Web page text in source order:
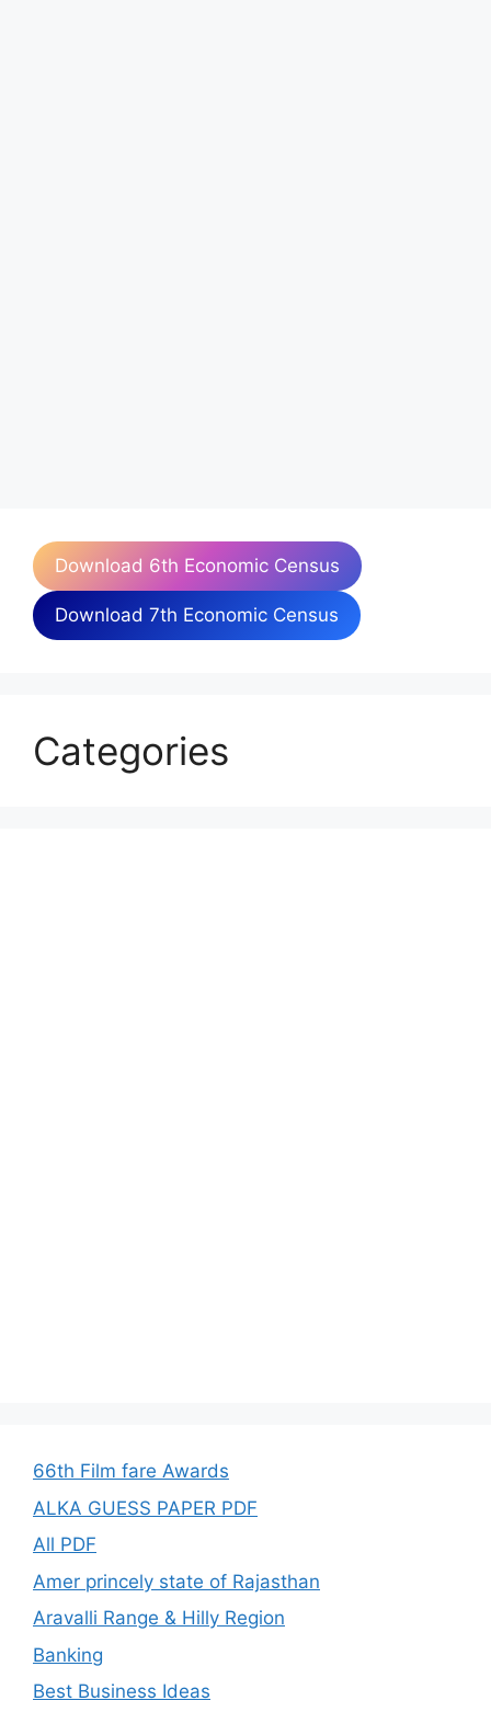
Download 6th Economic Census
Download 7th Economic Census
Categories
66th Film fare Awards
ALKA GUESS PAPER PDF
All PDF
Amer princely state of Rajasthan
Aravalli Range & Hilly Region
Banking
Best Business Ideas